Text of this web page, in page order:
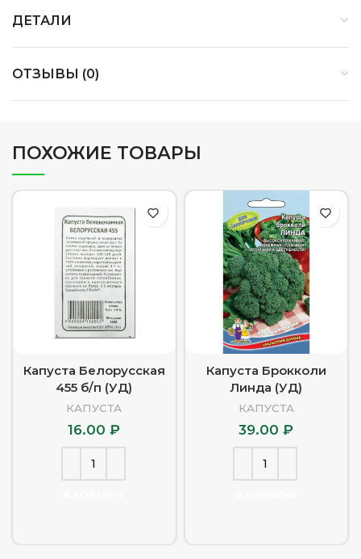
ДЕТАЛИ
ОТЗЫВЫ (0)
ПОХОЖИЕ ТОВАРЫ
Капуста Белорусская
455 б/п (УД)
КАПУСТА
16.00₽
Капуста Брокколи
Линда (УД)
КАПУСТА
39.00₽